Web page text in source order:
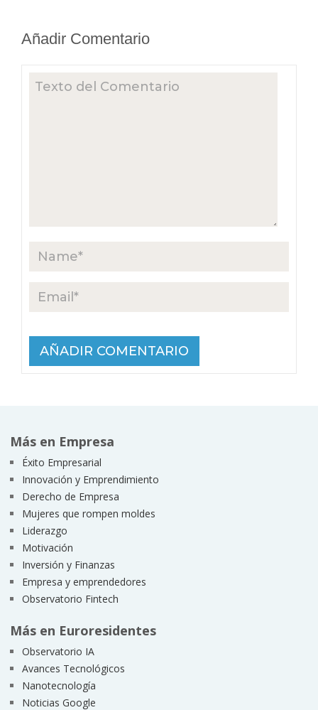
Añadir Comentario
Más en Empresa
Éxito Empresarial
Innovación y Emprendimiento
Derecho de Empresa
Mujeres que rompen moldes
Liderazgo
Motivación
Inversión y Finanzas
Empresa y emprendedores
Observatorio Fintech
Más en Euroresidentes
Observatorio IA
Avances Tecnológicos
Nanotecnología
Noticias Google